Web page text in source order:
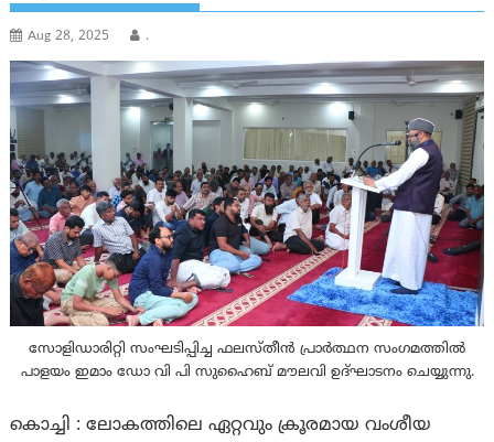
Aug 28, 2025 .
സോളിഡാരിറ്റി സംഘടിപ്പിച്ച ഫലസ്തീൻ പ്രാർത്ഥന സംഗമത്തിൽ
പാളയം ഇമാം ഡോ വി പി സുഹൈബ് മൗലവി ഉദ്ഘാടനം ചെയ്യുന്നു.
കൊച്ചി : ലോകത്തിലെ ഏറ്റവും ക്രൂരമായ വംശീയ